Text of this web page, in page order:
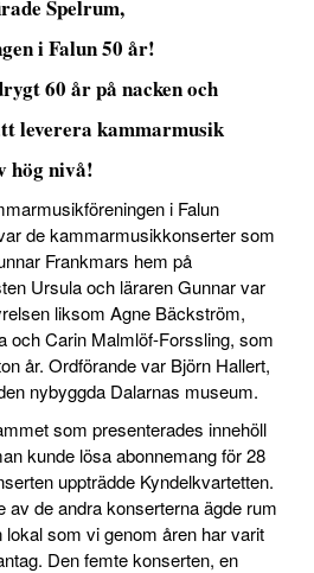
Spelrum,
i Falun 50 år!
60 år på nacken och
leverera kammarmusik
hög nivå!
i Falun
de kammarmusikkonserter som
Frankmars hem på
Ursula och läraren Gunnar var
liksom Agne Bäckström,
och Carin Malmlöf-Forssling, som
år. Ordförande var Björn Hallert,
nybyggda Dalarnas museum.
som presenterades innehöll
kunde lösa abonnemang för 28
uppträdde Kyndelkvartetten.
av de andra konserterna ägde rum
som vi genom åren har varit
Den femte konserten, en